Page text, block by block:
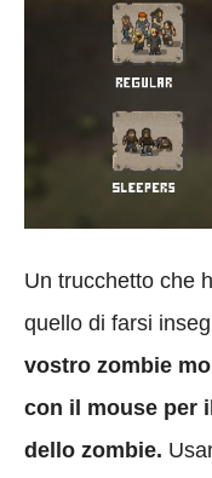
Un trucchetto che
quello di farsi
vostro zombie
con il mouse per
dello zombie.